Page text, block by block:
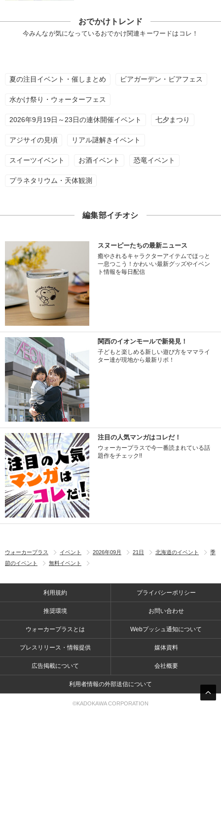
おでかけトレンド
今みんなが気になっているおでかけ関連キーワードはコレ！
夏の注目イベント・催しまとめ ビアガーデン・ビアフェス
水かけ祭り・ウォーターフェス
2026年9月19日～23日の連休開催イベント 七夕まつり
アジサイの見頃 リアル謎解きイベント
スイーツイベント お酒イベント 恐竜イベント
プラネタリウム・天体観測
編集部イチオシ
スヌーピーたちの最新ニュース
癒やされるキャラクターアイテムでほっと
一息つこう！かわいい最新グッズやイベン
ト情報を毎日配信
関西のイオンモールで新発見！
子どもと楽しめる新しい遊び方をママライ
ター達が現地から最新リポ！
注目の人気マンガはコレだ！
ウォーカープラスで今一番読まれている話
題作をチェック!!
ウォーカープラス イベント 2026年09月 21日 北海道のイベント
季
節のイベント
無料イベント
利用規約 プライバシーポリシー
推奨環境 お問い合わせ
ウォーカープラスとは Webプッシュ通知について
プレスリリース・情報提供 媒体資料
広告掲載について 会社概要
利用者情報の外部送信について
©KADOKAWA CORPORATION